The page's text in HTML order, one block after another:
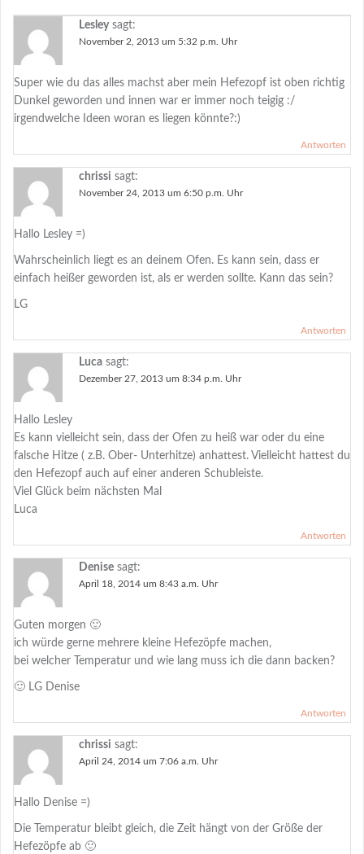
Lesley sagt:
November 2, 2013 um 5:32 p.m. Uhr
Super wie du das alles machst aber mein Hefezopf ist oben richtig
Dunkel geworden und innen war er immer noch teigig :/
irgendwelche Ideen woran es liegen könnte?:)
Antworten
chrissi sagt:
November 24, 2013 um 6:50 p.m. Uhr
Hallo Lesley =)
Wahrscheinlich liegt es an deinem Ofen. Es kann sein, dass er
einfach heißer geworden ist, als er werden sollte. Kann das sein?
LG
Antworten
Luca sagt:
Dezember 27, 2013 um 8:34 p.m. Uhr
Hallo Lesley
Es kann vielleicht sein, dass der Ofen zu heiß war oder du eine
falsche Hitze ( z.B. Ober- Unterhitze) anhattest. Vielleicht hattest du
den Hefezopf auch auf einer anderen Schubleiste.
Viel Glück beim nächsten Mal
Luca
Antworten
Denise sagt:
April 18, 2014 um 8:43 a.m. Uhr
Guten morgen 🙂
ich würde gerne mehrere kleine Hefezöpfe machen,
bei welcher Temperatur und wie lang muss ich die dann backen?
🙂 LG Denise
Antworten
chrissi sagt:
April 24, 2014 um 7:06 a.m. Uhr
Hallo Denise =)
Die Temperatur bleibt gleich, die Zeit hängt von der Größe der
Hefezöpfe ab 🙂